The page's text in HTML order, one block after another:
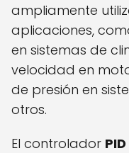
ampliamente
aplicaciones,
en sistemas de
velocidad en
de presión en
otros.
El controlador PID